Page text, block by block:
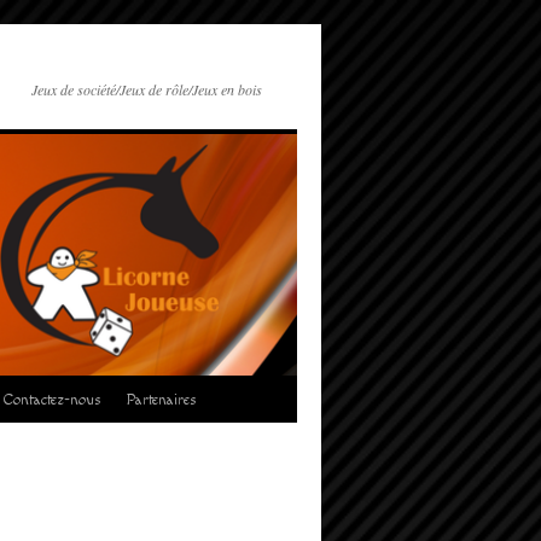
Jeux de société/Jeux de rôle/Jeux en bois
Contactez-nous Partenaires